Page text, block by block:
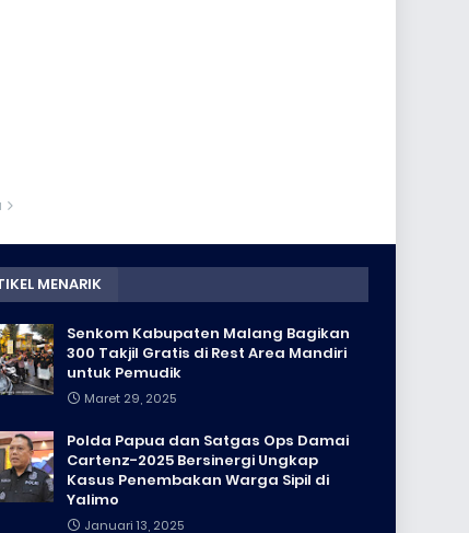
MENARIK
Senkom Kabupaten Malang Bagikan
300 Takjil Gratis di Rest Area Mandiri
untuk Pemudik
Maret 29, 2025
Polda Papua dan Satgas Ops Damai
Cartenz-2025 Bersinergi Ungkap
Kasus Penembakan Warga Sipil di
Yalimo
Januari 13, 2025